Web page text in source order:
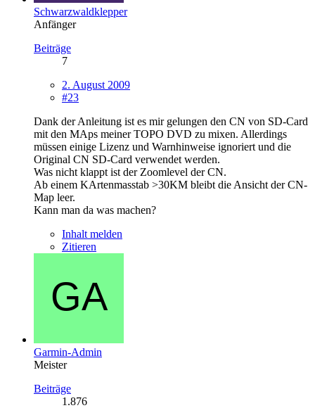
Schwarzwaldklepper
Anfänger
Beiträge
7
2. August 2009
#23
Dank der Anleitung ist es mir gelungen den CN von SD-Card
mit den MAps meiner TOPO DVD zu mixen. Allerdings
müssen einige Lizenz und Warnhinweise ignoriert und die
Original CN SD-Card verwendet werden.
Was nicht klappt ist der Zoomlevel der CN.
Ab einem KArtenmasstab >30KM bleibt die Ansicht der CN-
Map leer.
Kann man da was machen?
Inhalt melden
Zitieren
Garmin-Admin
Meister
Beiträge
1.876